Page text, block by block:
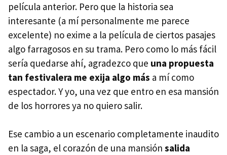
película anterior. Pero que la historia sea
interesante (a mí personalmente me parece
excelente) no exime a la película de ciertos pasajes
algo farragosos en su trama. Pero como lo más fácil
sería quedarse ahí, agradezco que una propuesta
tan festivalera me exija algo más a mí como
espectador. Y yo, una vez que entro en esa mansión
de los horrores ya no quiero salir.
Ese cambio a un escenario completamente inaudito
en la saga, el corazón de una mansión salida